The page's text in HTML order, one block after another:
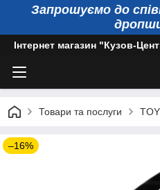
Запрошуємо до
Інтернет магазин "Кузов-
Товари та послуги
–16%